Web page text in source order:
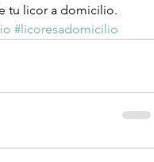
tu licor a domicilio.
#licoresadomicilio